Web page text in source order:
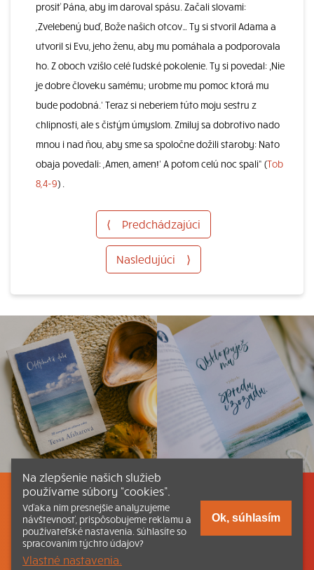
prosiť Pána, aby im daroval spásu. Začali slovami:
,Zvelebený buď, Bože našich otcov… Ty si stvoril Adama a
utvoril si Evu, jeho ženu, aby mu pomáhala a podporovala
ho. Z oboch vzišlo celé ľudské pokolenie. Ty si povedal: ‚Nie
je dobre človeku samému; urobme mu pomoc ktorá mu
bude podobná.‘ Teraz si neberiem túto moju sestru z
chlipnosti, ale s čistým úmyslom. Zmiluj sa dobrotivo nado
mnou i nad ňou, aby sme sa spoločne dožili staroby: Nato
obaja povedali: ,Amen, amen!‘ A potom celú noc spali“ (Tob
8,4-9) .
⟨ Predchádzajúci
Nasledujúci ⟩
Listovať Obsah Dokumenty a články
Kontakt Tlačená verzia Katechizmu
© 2026 katechizmus.sk |
Na zlepšenie našich služieb
používame súbory “cookies”.
Vďaka nim presnejšie analyzujeme
návštevnosť, prispôsobujeme reklamu a
používateľské nastavenia. Súhlasíte so
spracovaním týchto údajov?
Vlastné nastavenia.
Ok, súhlasím